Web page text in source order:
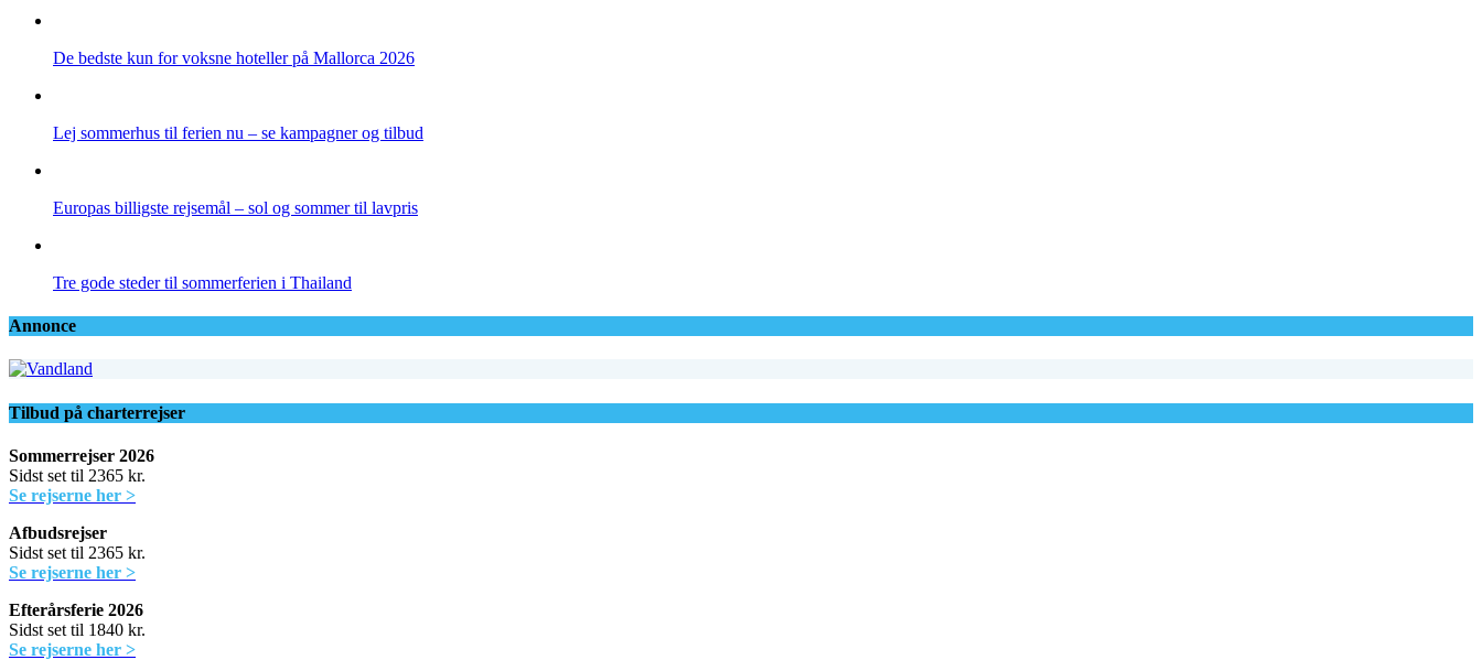
De bedste kun for voksne hoteller på Mallorca 2026
Lej sommerhus til ferien nu – se kampagner og tilbud
Europas billigste rejsemål – sol og sommer til lavpris
Tre gode steder til sommerferien i Thailand
Annonce
Tilbud på charterrejser
Sommerrejser 2026
Sidst set til 2365 kr.
Se rejserne her >
Afbudsrejser
Sidst set til 2365 kr.
Se rejserne her >
Efterårsferie 2026
Sidst set til 1840 kr.
Se rejserne her >